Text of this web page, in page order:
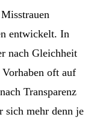
entwickelt. In
nach Gleichheit
oft auf
Transparenz
sich mehr denn je